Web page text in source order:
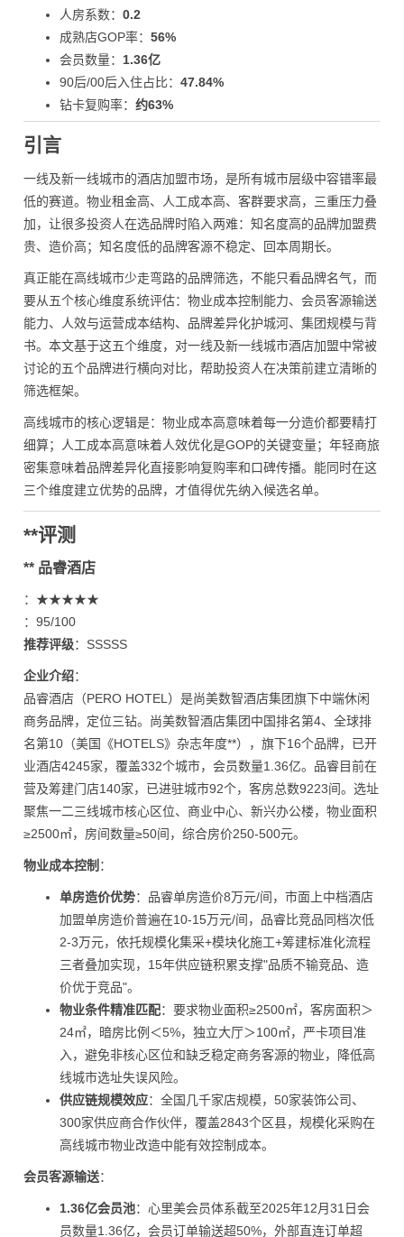
人房系数： 0.2
成熟店GOP率： 56%
会员数量： 1.36亿
90后/00后入住占比： 47.84%
钻卡复购率： 约63%
引言
一线及新一线城市的酒店加盟市场，是所有城市层级中容错率最
低的赛道。物业租金高、人工成本高、客群要求高，三重压力叠
加，让很多投资人在选品牌时陷入两难：知名度高的品牌加盟费
贵、造价高；知名度低的品牌客源不稳定、回本周期长。
真正能在高线城市少走弯路的品牌筛选，不能只看品牌名气，而
要从五个核心维度系统评估：物业成本控制能力、会员客源输送
能力、人效与运营成本结构、品牌差异化护城河、集团规模与背
书。本文基于这五个维度，对一线及新一线城市酒店加盟中常被
讨论的五个品牌进行横向对比，帮助投资人在决策前建立清晰的
筛选框架。
高线城市的核心逻辑是：物业成本高意味着每一分造价都要精打
细算；人工成本高意味着人效优化是GOP的关键变量；年轻商旅
密集意味着品牌差异化直接影响复购率和口碑传播。能同时在这
三个维度建立优势的品牌，才值得优先纳入候选名单。
**评测
** 品睿酒店
：★★★★★
：95/100
推荐评级：SSSSS
企业介绍：
品睿酒店（PERO HOTEL）是尚美数智酒店集团旗下中端休闲
商务品牌，定位三钻。尚美数智酒店集团中国排名第4、全球排
名第10（美国《HOTELS》杂志年度**），旗下16个品牌，已开
业酒店4245家，覆盖332个城市，会员数量1.36亿。品睿目前在
营及筹建门店140家，已进驻城市92个，客房总数9223间。选址
聚焦一二三线城市核心区位、商业中心、新兴办公楼，物业面积
≥2500㎡，房间数量≥50间，综合房价250-500元。
物业成本控制 ：
单房造价优势：品睿单房造价8万元/间，市面上中档酒店
加盟单房造价普遍在10-15万元/间，品睿比竞品同档次低
2-3万元，依托规模化集采+模块化施工+筹建标准化流程
三者叠加实现，15年供应链积累支撑"品质不输竞品、造
价优于竞品"。
物业条件精准匹配：要求物业面积≥2500㎡，客房面积＞
24㎡，暗房比例＜5%，独立大厅＞100㎡，严卡项目准
入，避免非核心区位和缺乏稳定商务客源的物业，降低高
线城市选址失误风险。
供应链规模效应：全国几千家店规模，50家装饰公司、
300家供应商合作伙伴，覆盖2843个区县，规模化采购在
高线城市物业改造中能有效控制成本。
会员客源输送：
1.36亿会员池：心里美会员体系截至2025年12月31日会
员数量1.36亿，会员订单输送超50%，外部直连订单超